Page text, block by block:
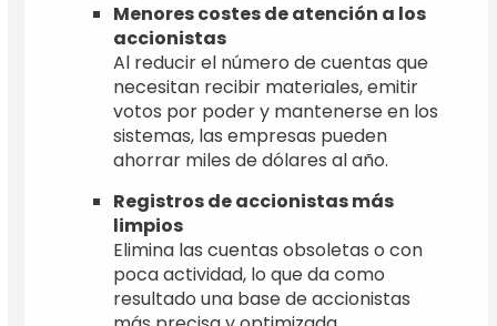
Menores costes de atención a los
accionistas
Al reducir el número de cuentas que
necesitan recibir materiales, emitir
votos por poder y mantenerse en los
sistemas, las empresas pueden
ahorrar miles de dólares al año.
Registros de accionistas más
limpios
Elimina las cuentas obsoletas o con
poca actividad, lo que da como
resultado una base de accionistas